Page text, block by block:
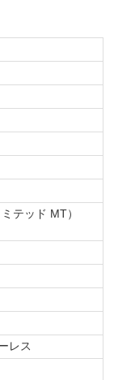
テッド MT）
レス